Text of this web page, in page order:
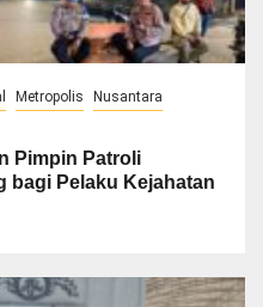
Metropolis
Nusantara
Pimpin Patroli
bagi Pelaku Kejahatan